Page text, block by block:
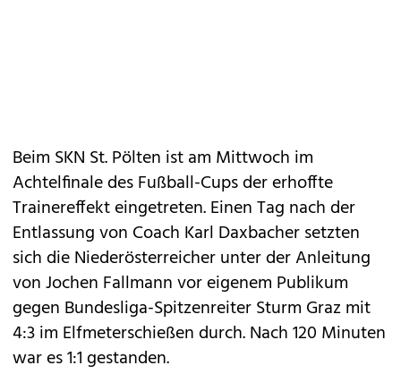
Beim SKN St. Pölten ist am Mittwoch im
Achtelfinale des Fußball-Cups der erhoffte
Trainereffekt eingetreten. Einen Tag nach der
Entlassung von Coach Karl Daxbacher setzten
sich die Niederösterreicher unter der Anleitung
von Jochen Fallmann vor eigenem Publikum
gegen Bundesliga-Spitzenreiter Sturm Graz mit
4:3 im Elfmeterschießen durch. Nach 120 Minuten
war es 1:1 gestanden.